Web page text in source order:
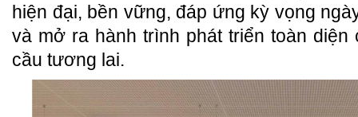
hiện đại, bền vững, đáp ứng kỳ vọng
và mở ra hành trình phát triển toàn diện
cầu tương lai.